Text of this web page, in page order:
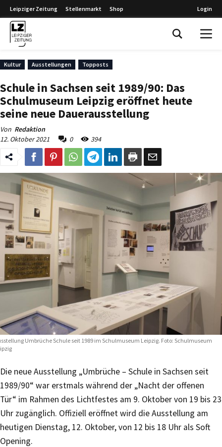
Leipziger Zeitung Stellenmarkt Shop Login
Kultur Ausstellungen Topposts
Schule in Sachsen seit 1989/90: Das
Schulmuseum Leipzig eröffnet heute
seine neue Dauerausstellung
Von Redaktion
12. Oktober 2021
0 394
Umbrüche Schule seit 1989 im Schulmuseum Leipzig. Foto: Schulmuseum
Die neue Ausstellung „Umbrüche – Schule in Sachsen seit
1989/90“ war erstmals während der „Nacht der offenen
Tür“ im Rahmen des Lichtfestes am 9. Oktober von 19 bis 23
Uhr zugänglich. Offiziell eröffnet wird die Ausstellung am
heutigen Dienstag, 12. Oktober, von 12 bis 18 Uhr als Soft
Opening.